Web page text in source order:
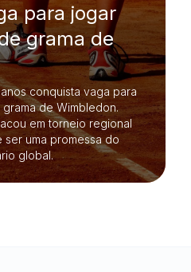
para jogar
grama de
conquista vaga para
de Wimbledon.
em torneio regional
ser uma promessa do
global.